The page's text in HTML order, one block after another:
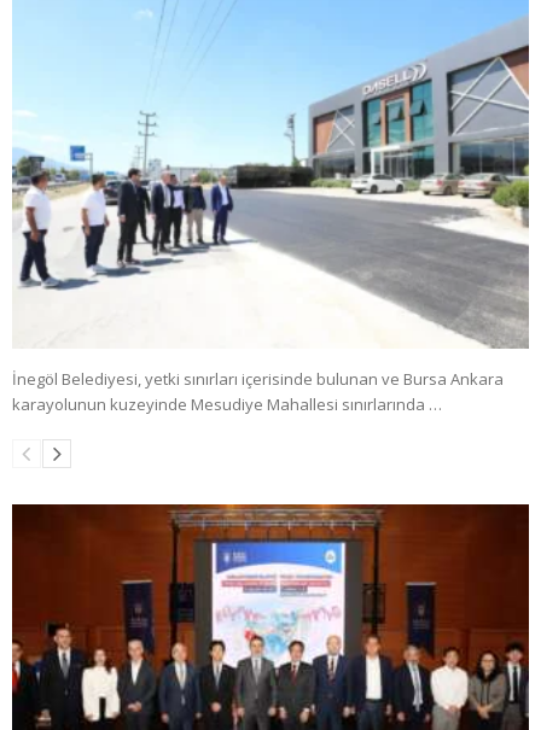
İnegöl Belediyesi, yetki sınırları içerisinde bulunan ve Bursa Ankara
karayolunun kuzeyinde Mesudiye Mahallesi sınırlarında …